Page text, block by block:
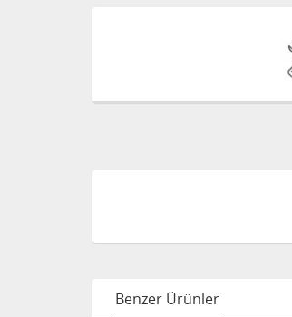
Benzer Ürünler